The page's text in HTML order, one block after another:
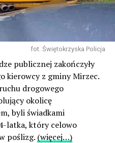
fot. Świętokrzyska Policja
publicznej zakończyły
kierowcy z gminy Mirzec.
drogowego
okolicę
byli świadkami
latka, który celowo
poślizg. (więcej…)